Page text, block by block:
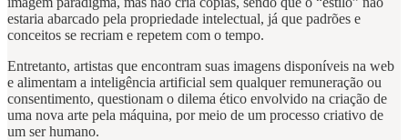
estaria abarcado pela propriedade intelectual, já que padrões e
conceitos se recriam e repetem com o tempo.
Entretanto, artistas que encontram suas imagens disponíveis na web
e alimentam a inteligência artificial sem qualquer remuneração ou
consentimento, questionam o dilema ético envolvido na criação de
uma nova arte pela máquina, por meio de um processo criativo de
um ser humano.